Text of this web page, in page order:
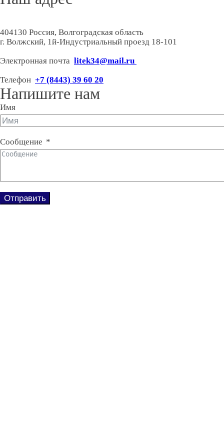
404130 Россия, Волгоградская область
г. Волжский, 1й-Индустриальный проезд 18-101
Электронная почта litek34@mail.ru
Телефон +7 (8443) 39 60 20
Напишите нам
Имя
Сообщение
Отправить